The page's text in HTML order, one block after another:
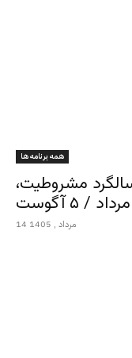
همه برنامه ها
مشروطیت،
14 مرداد , 1405